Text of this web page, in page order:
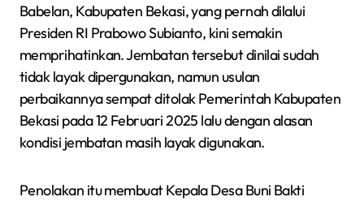
Babelan, Kabupaten Bekasi, yang pernah dilalui
Presiden RI Prabowo Subianto, kini semakin
memprihatinkan. Jembatan tersebut dinilai sudah
tidak layak dipergunakan, namun usulan
perbaikannya sempat ditolak Pemerintah Kabupaten
Bekasi pada 12 Februari 2025 lalu dengan alasan
kondisi jembatan masih layak digunakan.
Penolakan itu membuat Kepala Desa Buni Bakti